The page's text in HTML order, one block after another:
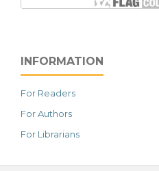
INFORMATION
For Readers
For Authors
For Librarians